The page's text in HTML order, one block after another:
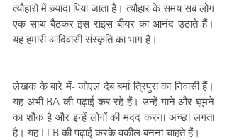
त्यौहारों में ज़्यादा पिया जाता है। त्यौहार के समय सब लोग
एक साथ बैठकर इस राइस बीयर का आनंद उठाते हैं।
यह हमारी आदिवासी संस्कृति का भाग है।
लेखक के बारे में- जोएल देब बर्मा त्रिपुरा का निवासी हैं।
यह अभी BA की पढ़ाई कर रहे हैं। उन्हें गाने और घूमने
का शौक है और इन्हें लोगों की मदद करना अच्छा लगता
है। यह LLB की पढ़ाई करके वकील बनना चाहते हैं।